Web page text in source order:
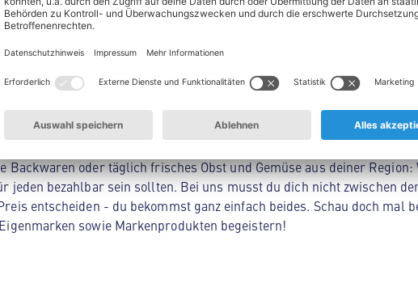
ALDI Nord! Hier findest du alles, was dein Herz begehrt - von
Haushaltsprodukten. Unser Spezialgebiet? Hochwertige Produkte
Backwaren oder täglich frisches Obst und Gemüse aus deiner
jeden bezahlbar sein sollten. Bei uns musst du dich nicht zwischen
entscheiden - du bekommst ganz einfach beides. Schau doch mal
sowie Markenprodukten begeistern!